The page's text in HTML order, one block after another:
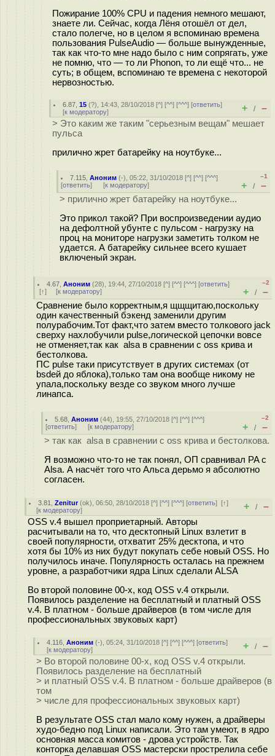
Пожирание 100% CPU и падения немного мешают,
знаете ли. Сейчас, когда Лёня отошёл от дел,
стало полегче, но в целом я вспоминаю времена
пользования PulseAudio — больше вынужденные,
так как что-то мне надо было с ним сопрягать, уже
не помню, что — то ли Phonon, то ли ещё что... не
суть; в общем, вспоминаю те времена с некоторой
нервозностью.
6.87 ,15 (?), 14:43, 28/10/2018 [^] [^^] [^^^] [ответить]
[к модератору] + / –
> Это каким же таким "серьезным вещам" мешает
пульса
прилично жрет батарейку на ноутбуке...
7.115 ,Аноним (-), 05:22, 31/10/2018 [^] [^^] [^^^]
[ответить] [к модератору]
–1
+ / –
> прилично жрет батарейку на ноутбуке...
Это прикол такой? При воспроизведении аудио
на дефолтной убунте с пульсом - нагрузку на
проц на мониторе нагрузки заметить толком не
удается. А батарейку сильнее всего кушает
включеный экран.
4.67 ,Аноним (28), 19:44, 27/10/2018 [^] [^^] [^^^] [ответить]
[↑] [к модератору]
–2
+ / –
Сравнение было корректным,я щщщитаю,поскольку
один качественный бэкенд заменили другим
полурабочим.Тот факт,что затем вместо толкового jack
сверху нахлобучили pulse,логической цепочки вовсе
не отменяет,так как alsa в сравнении с oss крива и
бестолкова.
ПС pulse таки присутствует в других системах (от
bsdей до яблока),только там она вообще никому не
упала,поскольку везде со звуком много лучше
линапса.
5.68 ,Аноним (44), 19:55, 27/10/2018 [^] [^^] [^^^]
[ответить] [к модератору]
–2
+ / –
> так как alsa в сравнении с oss крива и бестолкова.
Я возможно что-то не так понял, ОП сравнивал PA с
Alsa. А насчёт того что Альса дерьмо я абсолютно
согласен.
3.81 ,Zenitur(ok), 06:50, 28/10/2018 [^] [^^] [^^^] [ответить][↑]
[к модератору] + / –
OSS v.4 вышел проприетарный. Авторы
расчитывали на то, что десктопный Linux взлетит в
своей популярности, отхватит 25% десктопа, и что
хотя бы 10% из них будут покупать себе новый OSS. Но
получилось иначе. Популярность осталась на прежнем
уровне, а разработчики ядра Linux сделали ALSA
Во второй половине 00-х, код OSS v.4 открыли.
Появилось разделение на бесплатный и платный OSS
v.4. В платном - больше драйверов (в том числе для
профессиональных звуковых карт)
4.116 ,Аноним (-), 05:24, 31/10/2018 [^] [^^] [^^^] [ответить]
[к модератору] + / –
> Во второй половине 00-х, код OSS v.4 открыли.
Появилось разделение на бесплатный
> и платный OSS v.4. В платном - больше драйверов (в
том
> числе для профессиональных звуковых карт)
В результате OSS стал мало кому нужен, а драйверы
худо-бедно под Linux написали. Это там умеют, в ядро
основная масса комитов - дрова устройств. Так
конторка делавшая OSS мастерски прострелила себе